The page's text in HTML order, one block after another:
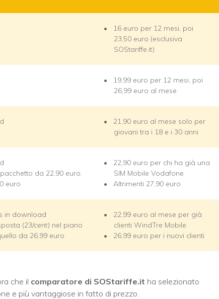
16 euro per 12 mesi, poi
23,50 euro (esclusiva
SOStariffe.it)
19,99 euro per 12 mesi, poi
26,99 euro al mese
21,90 euro al mese solo per
giovani tra i 18 e i 30 anni
da 22,90 euro.
euro
22,90 euro per chi ha già una
SIM Mobile Vodafone
Altrimenti 27,90 euro
in download
(23/cent) nel piano
da 26,99 euro
22,99 euro al mese per già
clienti WindTre Mobile
26,99 euro per i nuovi clienti
che il comparatore di SOStariffe.it ha selezionato
e più vantaggiose in fatto di prezzo.